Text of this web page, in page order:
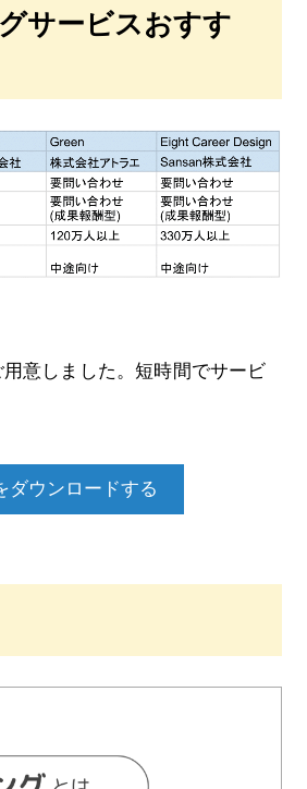
サービスおすす
意しました。短時間でサービ
ダウンロードする